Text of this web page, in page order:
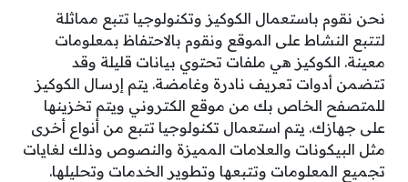
نحن نقوم باستعمال الكوكيز وتكنولوجيا تتبع مماثلة
لتتبع النشاط على الموقع ونقوم بالاحتفاظ بمعلومات
معينة. الكوكيز هي ملفات تحتوي بيانات قليلة وقد
تتضمن أدوات تعريف نادرة وغامضة. يتم إرسال الكوكيز
للمتصفح الخاص بك من موقع الكتروني ويتم تخزينها
على جهازك. يتم استعمال تكنولوجيا تتبع من أنواع أخرى
مثل البيكونات والعلامات المميزة والنصوص وذلك لغايات
تجميع المعلومات وتتبعها وتطوير الخدمات وتحليلها.